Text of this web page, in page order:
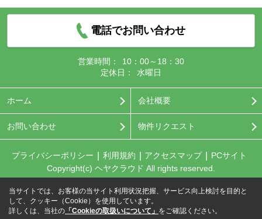
電話でお問い合わせ
営業時間：
10：00～18：30
定休日：
水曜日
ホーム 会社概要
お問い合わせ 物件リクエスト
プライバシーポリシー 利用規約 アクセスマップ
PCサイト
Copyright(c) ヘヤクラウド All rights reserved.
当サイトでは、お客様の当サイト利用状況把握、サービス向上検討を目的と
して、クッキー（Cookie）を使用しています。
詳しくは、当社の 「Cookieの取扱いについて」 をご確認ください。